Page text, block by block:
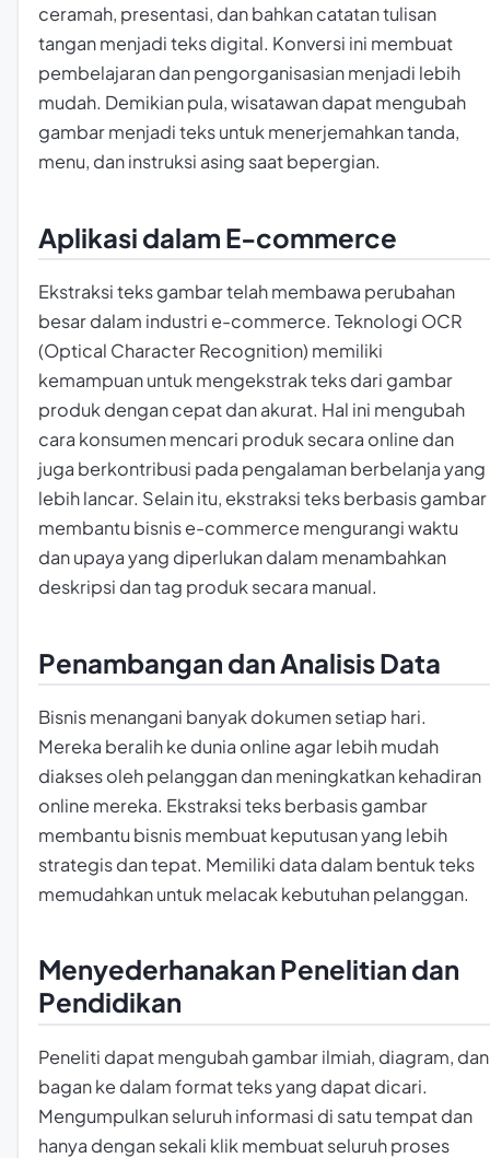
ceramah, presentasi, dan bahkan catatan tulisan
tangan menjadi teks digital. Konversi ini membuat
pembelajaran dan pengorganisasian menjadi lebih
mudah. Demikian pula, wisatawan dapat mengubah
gambar menjadi teks untuk menerjemahkan tanda,
menu, dan instruksi asing saat bepergian.
Aplikasi dalam E-commerce
Ekstraksi teks gambar telah membawa perubahan
besar dalam industri e-commerce. Teknologi OCR
(Optical Character Recognition) memiliki
kemampuan untuk mengekstrak teks dari gambar
produk dengan cepat dan akurat. Hal ini mengubah
cara konsumen mencari produk secara online dan
juga berkontribusi pada pengalaman berbelanja yang
lebih lancar. Selain itu, ekstraksi teks berbasis gambar
membantu bisnis e-commerce mengurangi waktu
dan upaya yang diperlukan dalam menambahkan
deskripsi dan tag produk secara manual.
Penambangan dan Analisis Data
Bisnis menangani banyak dokumen setiap hari.
Mereka beralih ke dunia online agar lebih mudah
diakses oleh pelanggan dan meningkatkan kehadiran
online mereka. Ekstraksi teks berbasis gambar
membantu bisnis membuat keputusan yang lebih
strategis dan tepat. Memiliki data dalam bentuk teks
memudahkan untuk melacak kebutuhan pelanggan.
Menyederhanakan Penelitian dan
Pendidikan
Peneliti dapat mengubah gambar ilmiah, diagram, dan
bagan ke dalam format teks yang dapat dicari.
Mengumpulkan seluruh informasi di satu tempat dan
hanya dengan sekali klik membuat seluruh proses